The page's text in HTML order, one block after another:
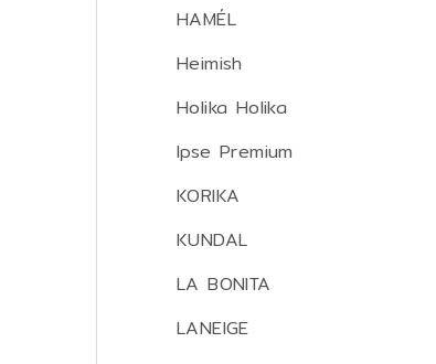
HAMÉL
Heimish
Holika Holika
Ipse Premium
KORIKA
KUNDAL
LA BONITA
LANEIGE